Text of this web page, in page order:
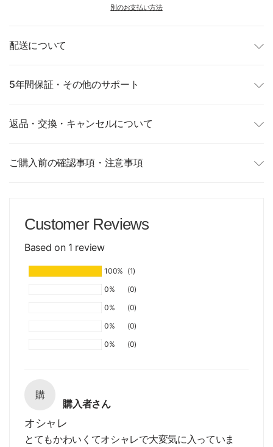
別のお支払い方法
配送について
5年間保証・その他のサポート
返品・交換・キャンセルについて
ご購入前の確認事項・注意事項
Customer Reviews
Based on 1 review
100% (1)
0%
(0)
0%
(0)
0%
(0)
0%
(0)
購
購入者さん
オシャレ
とてもかわいくてオシャレで大変気に入っていま